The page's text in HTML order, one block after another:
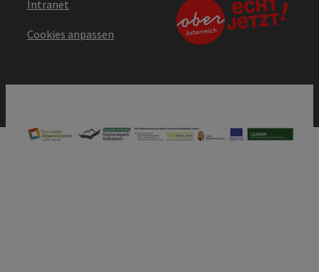
Intranet
Cookies anpassen